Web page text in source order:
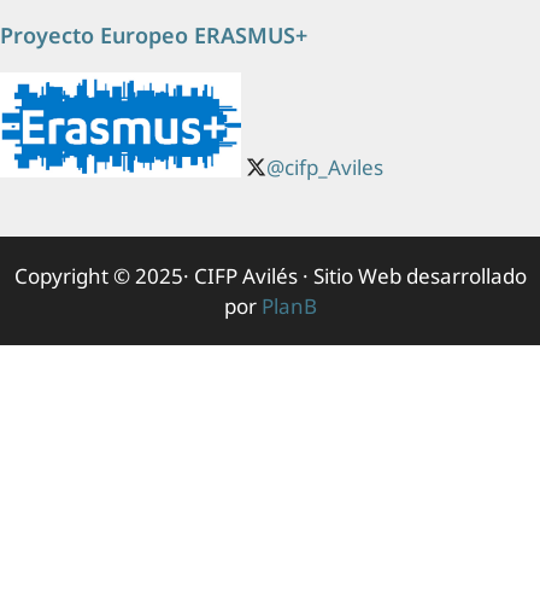
Proyecto Europeo ERASMUS+
@cifp_Aviles
Copyright © 2025· CIFP Avilés · Sitio Web desarrollado
por PlanB